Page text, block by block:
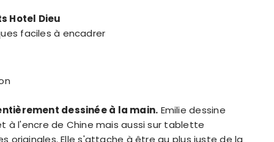
Hotel Dieu
faciles à encadrer
dessinée à la main. Emilie dessine
à l'encre de Chine mais aussi sur tablette
originales. Elle s'attache à être au plus juste de la